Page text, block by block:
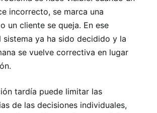
incorrecto, se marca una
un cliente se queja. En ese
sistema ya ha sido decidido y la
se vuelve correctiva en lugar
tardía puede limitar las
de las decisiones individuales,